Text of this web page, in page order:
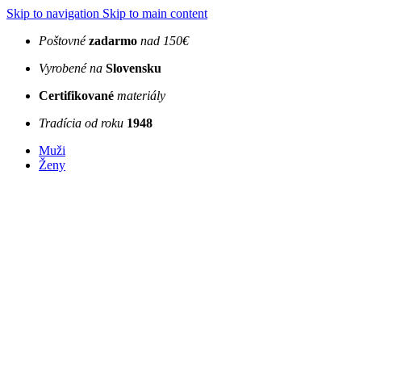
Skip to navigation Skip to main content
Poštovnézadarmo nad 150€
Vyrobené na Slovensku
Certifikované materiály
Tradícia od roku 1948
Muži
Ženy